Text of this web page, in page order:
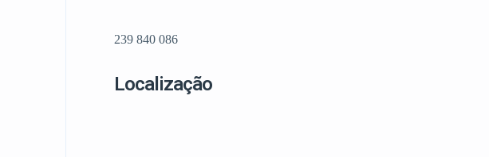
239 840 086
Localização